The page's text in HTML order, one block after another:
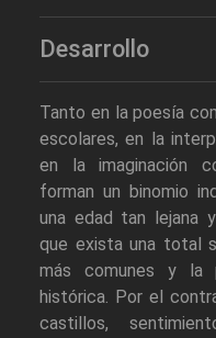
Desarrollo
Tanto en la poesía
escolares, en la
en la imaginación
forman un binomio
una edad tan lejana
que exista una total
más comunes y la
histórica. Por el
castillos,